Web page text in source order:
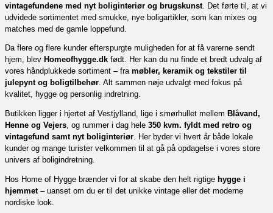
vintagefundene med nyt boliginteriør og brugskunst . Det førte til, at vi
udvidede sortimentet med smukke, nye boligartikler, som kan mixes og
matches med de gamle loppefund.
Da flere og flere kunder efterspurgte muligheden for at få varerne sendt
hjem, blev Homeofhygge.dk født. Her kan du nu finde et bredt udvalg af
vores håndplukkede sortiment – fra møbler, keramik og tekstiler til
julepynt og boligtilbehør. Alt sammen nøje udvalgt med fokus på
kvalitet, hygge og personlig indretning.
Butikken ligger i hjertet af Vestjylland, lige i smørhullet mellem Blåvand,
Henne og Vejers, og rummer i dag hele 350 kvm. fyldt med retro og
vintagefund samt nyt boliginteriør. Her byder vi hvert år både lokale
kunder og mange turister velkommen til at gå på opdagelse i vores store
univers af boligindretning.
Hos Home of Hygge brænder vi for at skabe den helt rigtige hygge i
hjemmet – uanset om du er til det unikke vintage eller det moderne
nordiske look.